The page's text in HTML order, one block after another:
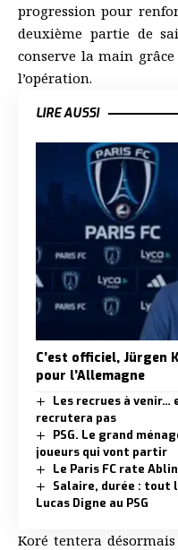
progression pour
deuxième partie de
conserve la main grâce
l’opération.
LIRE AUSSI
C’est officiel, Jürgen
pour l’Allemagne
Les recrues à venir…
recrutera pas
PSG. Le grand
joueurs qui vont partir
Le Paris FC rate
Salaire, durée : tout
Lucas Digne au PSG
Koré tentera